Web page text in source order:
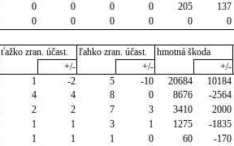
0 0 0 0 205 137
0 0 0 0 0 0
ťažko zran. účast. ľahko zran. účast. hmotná škoda
+/- +/- +/-
1 -2 5 -10 20684 10184
4 4 8 0 8676 -2564
2 2 7 3 3410 2000
1 1 3 1 1275 -1835
1 1 1 0 60 -170